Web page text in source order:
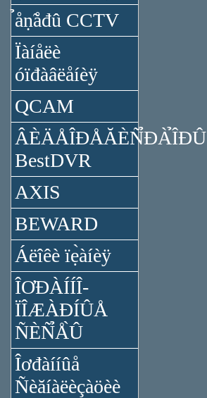
̉åṇ̃åđû CCTV
Ïàíåëè
óïđàâëåíèÿ
QCAM
ÂÈÄÅÎĐÅĂÈÑ̉ĐÀ̉ÎĐÛ
BestDVR
AXIS
BEWARD
Áëîêè ïẹ̀àíèÿ
ÎƠĐÀÍÍÎ-
ÏÎÆÀĐÍÛÅ
ÑÈÑ̉Å̀Û
Îơđàííûå
Ñèăíàëèçàöèè